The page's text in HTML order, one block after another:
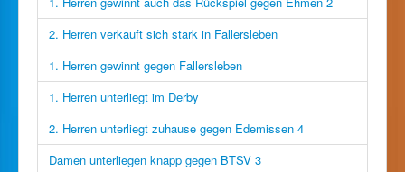
2. Herren verkauft sich stark in Fallersleben
1. Herren gewinnt gegen Fallersleben
1. Herren unterliegt im Derby
2. Herren unterliegt zuhause gegen Edemissen 4
Damen unterliegen knapp gegen BTSV 3